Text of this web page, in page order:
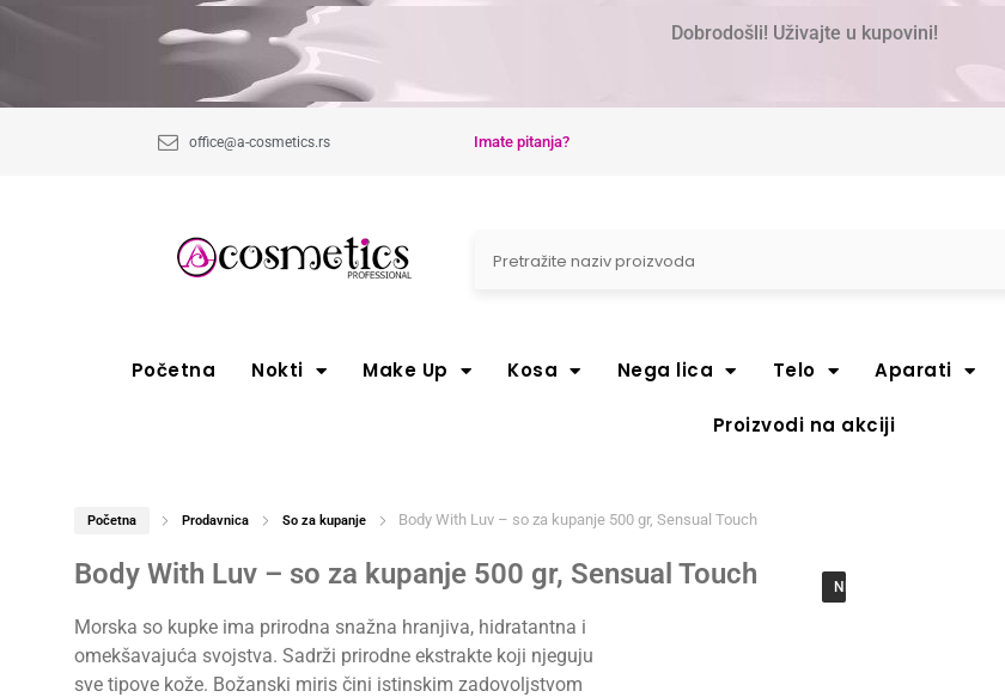
Dobrodošli! Uživajte u kupovini!
office@a-cosmetics.rs Imate pitanja?
Početna Nokti Make Up Kosa Nega lica Telo Aparati
Proizvodi na akciji
Početna Prodavnica So za kupanje Body With Luv – so za kupanje 500 gr, Sensual Touch
Body With Luv – so za kupanje 500 gr, Sensual Touch
Morska so kupke ima prirodna snažna hranjiva, hidratantna i
omekšavajuća svojstva. Sadrži prirodne ekstrakte koji njeguju
sve tipove kože. Božanski miris čini istinskim zadovoljstvom
NEMA NA ZALIHAMA